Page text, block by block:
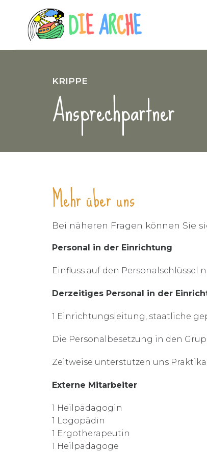
KRIPPE
Ansprechpartner
Mehr über uns
Bei näheren Fragen können Sie
Personal in der Einrichtung
Einfluss auf den Personalschlüssel
Derzeitiges Personal in der
1 Einrichtungsleitung, staatliche
Die Personalbesetzung in den
Zeitweise unterstützen uns
Externe Mitarbeiter
1 Heilpädagogin
1 Logopädin
1 Ergotherapeutin
1 Heilpädagoge